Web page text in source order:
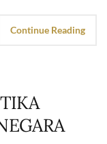
Continue Reading